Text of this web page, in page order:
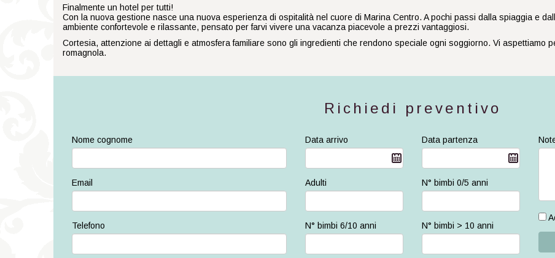
Finalmente un hotel per tutti!
Con la nuova gestione nasce una nuova esperienza di ospitalità nel cuore di Marina Centro. A pochi passi dalla spiaggia e
ambiente confortevole e rilassante, pensato per farvi vivere una vacanza piacevole a prezzi vantaggiosi.
Cortesia, attenzione ai dettagli e atmosfera familiare sono gli ingredienti che rendono speciale ogni soggiorno. Vi aspettiamo
romagnola.
Richiedi preventivo
Nome cognome
Email
Telefono
Data arrivo Data partenza
Adulti N° bimbi 0/5 anni
N° bimbi 6/10 anni N° bimbi > 10 anni